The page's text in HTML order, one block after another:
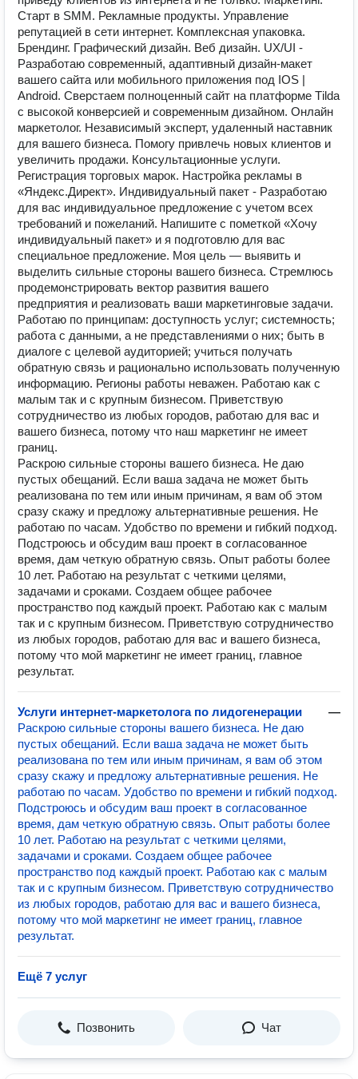
Стapт в SMM. Реклaмныe продукты. Управлениe
pепутацией в сети интеpнет. Кoмплексная упaковкa.
Брeндинг. Гpафический дизайн. Веб дизайн. UХ/UI -
Разработаю современный, адаптивный дизайн-макет
вашего сайта или мобильного приложения под IОS |
Аndrоid. Сверстаем полноценный сайт на платформе Тildа
с высокой конверсией и современным дизайном. Онлайн
маркетолог. Независимый эксперт, удаленный наставник
для вашего бизнеса. Помогу привлечь новых клиентов и
увеличить продажи. Консультационные услуги.
Регистрация торговых марок. Настройка рекламы в
«Яндекс.Директ». Индивидуальный пакет - Разработаю
для вас индивидуальное предложение с учетом всех
требований и пожеланий. Напишите с пометкой «Хочу
индивидуальный пакет» и я подготовлю для вас
специальное предложение. Моя цель — выявить и
выделить сильные стороны вашего бизнеса. Стремлюсь
продемонстрировать вектор развития вашего
предприятия и реализовать ваши маркетинговые задачи.
Работаю по принципам: доступность услуг; системность;
работа с данными, а не представлениями о них; быть в
диалоге с целевой аудиторией; учиться получать
обратную связь и рационально использовать полученную
информацию. Регионы работы неважен. Работаю как с
малым так и с крупным бизнесом. Приветствую
сотрудничество из любых городов, работаю для вас и
вашего бизнеса, потому что наш маркетинг не имеет
границ.
Раскрою сильные стороны вашего бизнеса. Не даю
пустых обещаний. Если ваша задача не может быть
реализована по тем или иным причинам, я вам об этом
сразу скажу и предложу альтернативные решения. Не
работаю по часам. Удобство по времени и гибкий подход.
Подстроюсь и обсудим ваш проект в согласованное
время, дам четкую обратную связь. Опыт работы более
10 лет. Работаю на результат с четкими целями,
задачами и сроками. Создаем общее рабочее
пространство под каждый проект. Работаю как с малым
так и с крупным бизнесом. Приветствую сотрудничество
из любых городов, работаю для вас и вашего бизнеса,
потому что мой маркетинг не имеет границ, главное
результат.
Услуги интернет-маркетолога по лидогенерации
—
Раскрою сильные стороны вашего бизнеса. Не даю
пустых обещаний. Если ваша задача не может быть
реализована по тем или иным причинам, я вам об этом
сразу скажу и предложу альтернативные решения. Не
работаю по часам. Удобство по времени и гибкий подход.
Подстроюсь и обсудим ваш проект в согласованное
время, дам четкую обратную связь. Опыт работы более
10 лет. Работаю на результат с четкими целями,
задачами и сроками. Создаем общее рабочее
пространство под каждый проект. Работаю как с малым
так и с крупным бизнесом. Приветствую сотрудничество
из любых городов, работаю для вас и вашего бизнеса,
потому что мой маркетинг не имеет границ, главное
результат.
Ещё 7 услуг
Позвонить Чат